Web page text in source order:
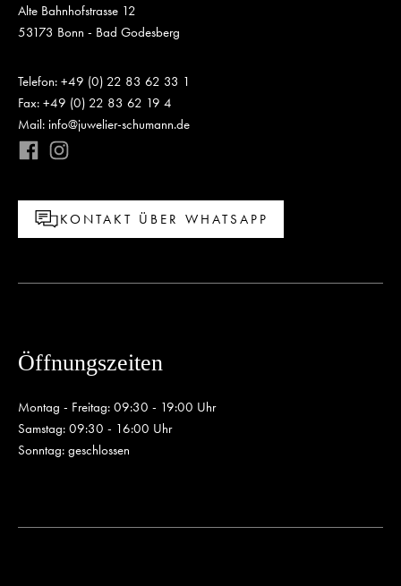
Alte Bahnhofstrasse 12
53173 Bonn - Bad Godesberg
Telefon: +49 (0) 22 83 62 33 1
Fax: +49 (0) 22 83 62 19 4
Mail: info@juwelier-schumann.de
KONTAKT ÜBER WHATSAPP
Öffnungszeiten
Montag - Freitag: 09:30 - 19:00 Uhr
Samstag: 09:30 - 16:00 Uhr
Sonntag: geschlossen